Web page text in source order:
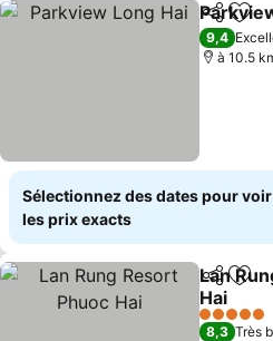
Partager
9,4
à 10.5
Sélectionnez des dates pour voir
les prix exacts
Partager
Lan
Hai
5 Étoiles
8,3 Très